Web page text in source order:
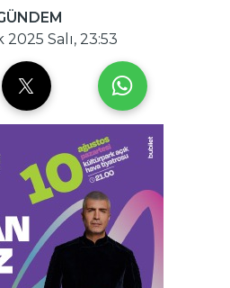
2025 Salı, 23:53